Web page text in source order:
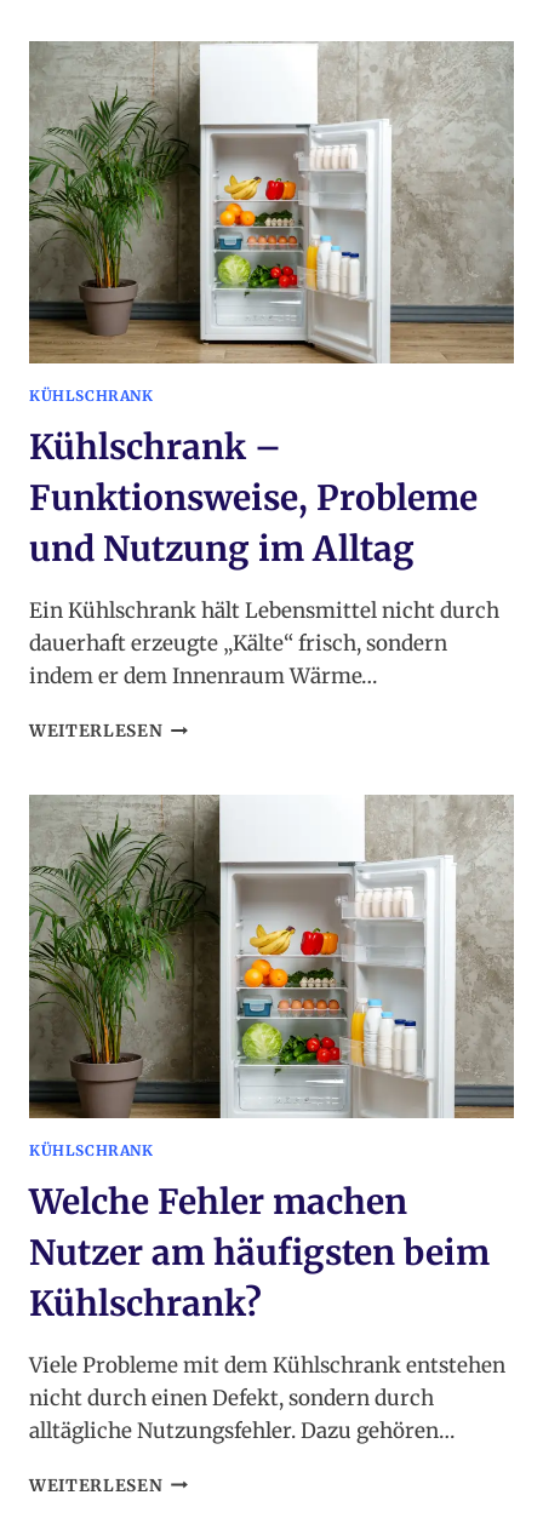
UND
NORMALES
BETRIEBSVERHALTEN
KÜHLSCHRANK
Kühlschrank –
Funktionsweise, Probleme
und Nutzung im Alltag
Ein Kühlschrank hält Lebensmittel nicht durch
dauerhaft erzeugte „Kälte“ frisch, sondern
indem er dem Innenraum Wärme…
WEITERLESEN KÜHLSCHRANK
PROBLEME
UND
NUTZUNG
IM
ALLTAG
KÜHLSCHRANK
Welche Fehler machen
Nutzer am häufigsten beim
Kühlschrank?
Viele Probleme mit dem Kühlschrank entstehen
nicht durch einen Defekt, sondern durch
alltägliche Nutzungsfehler. Dazu gehören…
WEITERLESEN WELCHE